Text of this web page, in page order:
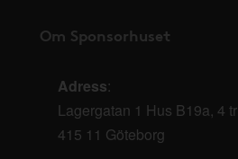
Om Sponsorhuset
Adress:
Lagergatan 1 Hus B19a, 4 tr
415 11 Göteborg